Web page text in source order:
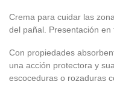
Crema para cuidar las
del pañal. Presentación en
Con propiedades
una acción protectora y
escoceduras o rozaduras